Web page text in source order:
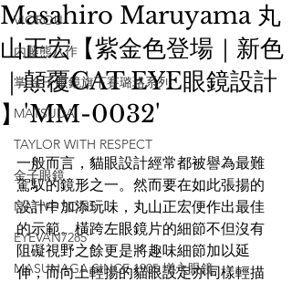
VIOROU
內藤熊八作
掌 金子眼鏡旗下賽璐珞系列
MATSUDA
TAYLOR WITH RESPECT
金子眼鏡
NATIVE SONS
EYEVAN7285
MASUNAGA SINCE 1905 增永眼鏡
Masahiro Maruyama 丸
山正宏【紫金色登場｜新色
｜顛覆CAT EYE眼鏡設計
】'MM-0032'
一般而言，貓眼設計經常都被譽為最難
駕馭的鏡形之一。然而要在如此張揚的
設計中加添玩味，丸山正宏便作出最佳
的示範。橫跨左眼鏡片的細節不但沒有
阻礙視野之餘更是將趣味細節加以延
伸，而向上輕揚的貓眼設定亦同樣輕描